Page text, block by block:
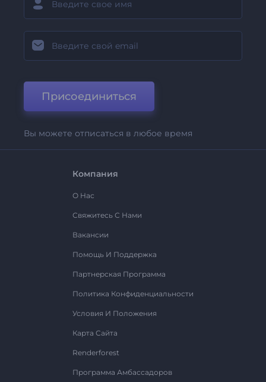
Присоединиться
Вы можете отписаться в любое время
Компания
О Нас
Свяжитесь С Нами
Вакансии
Помощь И Поддержка
Партнерская Программа
Политика Конфиденциальности
Условия И Положения
Карта Сайта
Renderforest
Программа Амбассадоров